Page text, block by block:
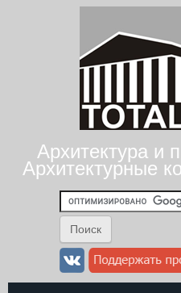
Архитектура и
Архитектурные